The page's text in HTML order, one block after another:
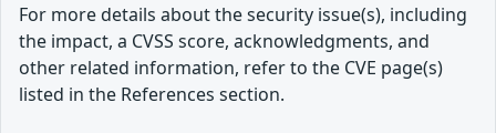
For more details about the security issue(s), including
the impact, a CVSS score, acknowledgments, and
other related information, refer to the CVE page(s)
listed in the References section.